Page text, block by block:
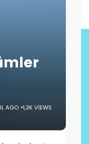
AGO 1,3K VIEWS